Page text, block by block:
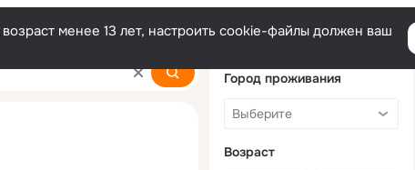
менее 13 лет, настроить cookie-файлы должен ваш
Город проживания
Возраст